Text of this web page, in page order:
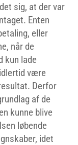
sig, at der var
Enten
eller
når de
kun lade
være
Derfor
af de
kunne blive
løbende
idet